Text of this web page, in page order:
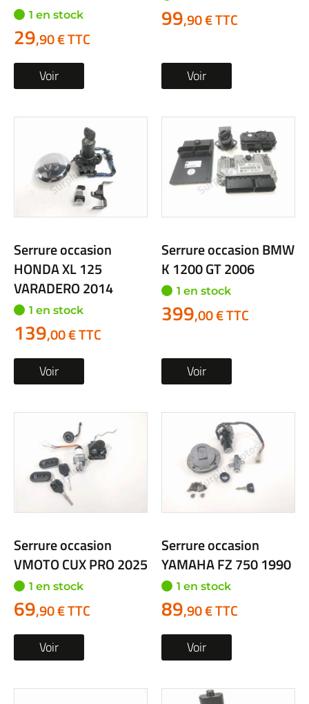
1 en stock
29,90 € TTC
Voir
99,90 € TTC
Voir
Serrure occasion
HONDA XL 125
VARADERO 2014
1 en stock
139,00 € TTC
Voir
Serrure occasion BMW
K 1200 GT 2006
1 en stock
399,00 € TTC
Voir
Serrure occasion
VMOTO CUX PRO 2025
1 en stock
69,90 € TTC
Voir
Serrure occasion
YAMAHA FZ 750 1990
1 en stock
89,90 € TTC
Voir